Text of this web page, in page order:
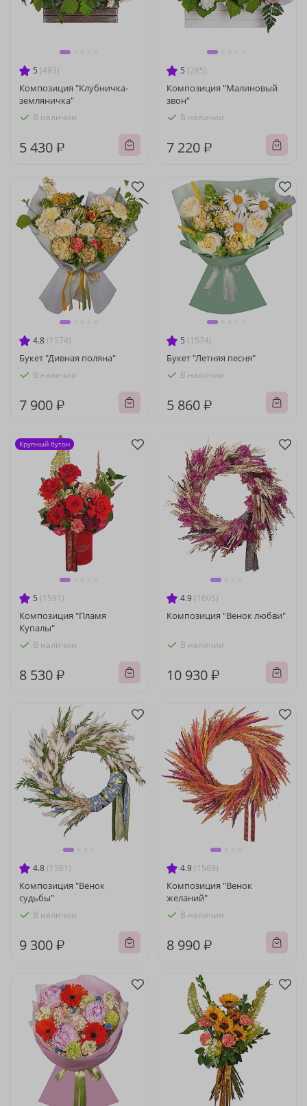
5 (483)
Композиция "Клубничка-
земляничка"
В наличии
5 430 ₽
5 (285)
Композиция "Малиновый
звон"
В наличии
7 220 ₽
4.8 (1574)
Букет "Дивная поляна"
В наличии
7 900 ₽
5 (1574)
Букет "Летняя песня"
В наличии
5 860 ₽
5 (1591)
Композиция "Пламя
Купалы"
В наличии
8 530 ₽
Крупный бутон
4.9 (1605)
Композиция "Венок любви"
В наличии
10 930 ₽
4.8 (1561)
Композиция "Венок
судьбы"
В наличии
9 300 ₽
4.9 (1569)
Композиция "Венок
желаний"
В наличии
8 990 ₽